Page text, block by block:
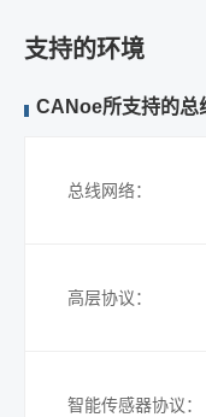
支持的环境
CANoe所支持的总
总线网络：
高层协议：
智能传感器协议：